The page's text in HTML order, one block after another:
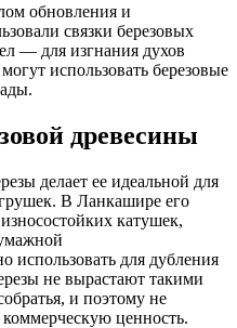
обновления и
связки березовых
— для изгнания духов
использовать березовые
древесины
делает ее идеальной для
В Ланкашире его
катушек,
для дубления
не вырастают такими
и поэтому не
ценность.